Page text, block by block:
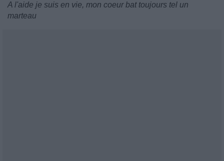
A l'aide je suis en vie, mon coeur bat toujours tel un
marteau